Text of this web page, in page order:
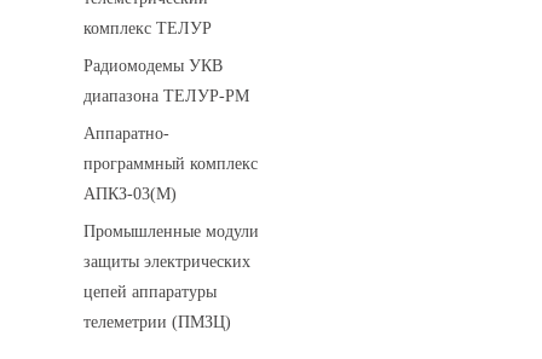
комплекс ТЕЛУР
Радиомодемы УКВ
диапазона ТЕЛУР-РМ
Аппаратно-
программный комплекс
АПКЗ-03(М)
Промышленные модули
защиты электрических
цепей аппаратуры
телеметрии (ПМЗЦ)